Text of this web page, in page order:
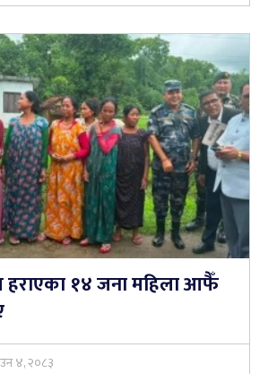
हराएका १४ जना महिला आफैँ
४, २०८३